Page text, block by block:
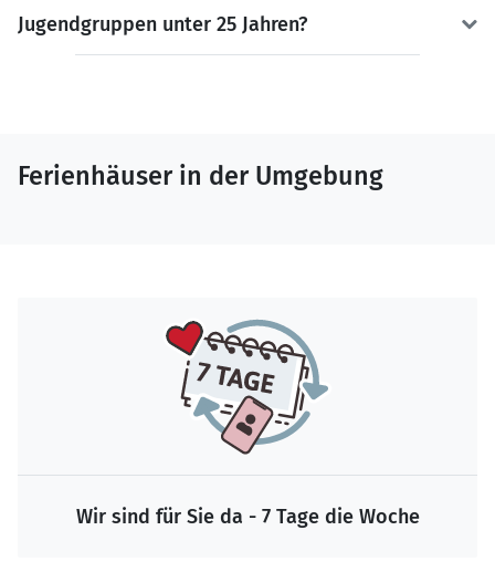
Jugendgruppen unter 25 Jahren?
Ferienhäuser in der Umgebung
Wir sind für Sie da - 7 Tage die Woche